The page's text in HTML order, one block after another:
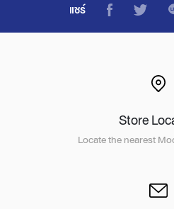
แชร์
Store
Locate the nearest